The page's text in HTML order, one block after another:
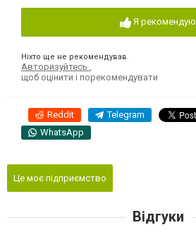
Я рекомендую
Ніхто ще не рекомендував
Авторизуйтесь
щоб оцінити і порекомендувати
Reddit Telegram
WhatsApp
Це моє підприємство
Відгуки